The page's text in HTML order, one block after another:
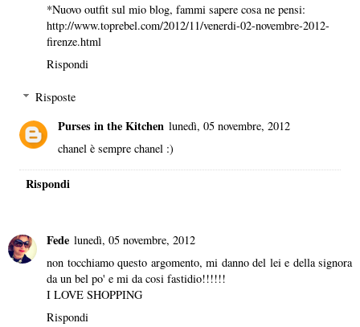
*Nuovo outfit sul mio blog, fammi sapere cosa ne pensi:
http://www.toprebel.com/2012/11/venerdi-02-novembre-2012-
firenze.html
Rispondi
Risposte
Purses in the Kitchen lunedì, 05 novembre, 2012
chanel è sempre chanel :)
Rispondi
Fede lunedì, 05 novembre, 2012
non tocchiamo questo argomento, mi danno del lei e della signora
da un bel po' e mi da cosi fastidio!!!!!!
I LOVE SHOPPING
Rispondi